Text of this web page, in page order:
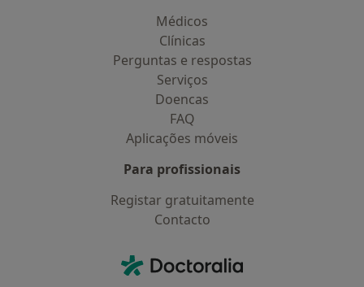
Médicos
Clínicas
Perguntas e respostas
Serviços
Doencas
FAQ
Aplicações móveis
Para profissionais
Registar gratuitamente
Contacto
Doctoralia - Homepage